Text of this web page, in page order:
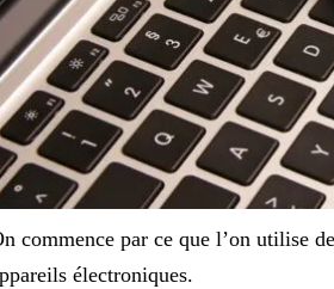
commence par ce que l’on utilise
électroniques.